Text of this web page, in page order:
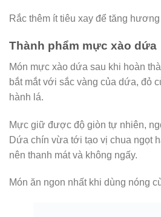
Rắc thêm ít tiêu xay để tăng
Thành phẩm mực xào dứa
Món mực xào dứa sau khi hoàn
bắt mắt với sắc vàng của dứa, đỏ
hành lá.
Mực giữ được độ giòn tự nhiên,
Dứa chín vừa tới tạo vị chua ngọt
nên thanh mát và không ngấy.
Món ăn ngon nhất khi dùng nóng